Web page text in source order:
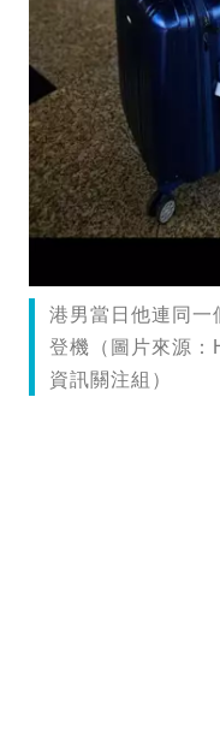
港男當日他連同一
登機（圖片來源
資訊關注組）